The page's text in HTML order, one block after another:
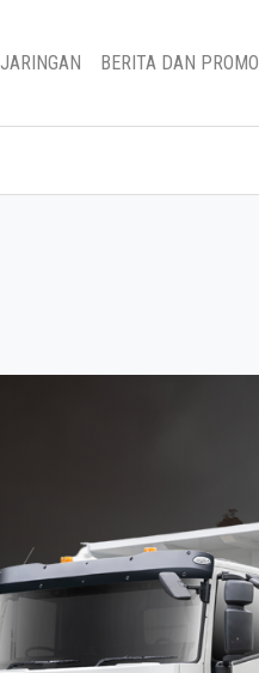
JARINGAN BERITA DAN PROMO